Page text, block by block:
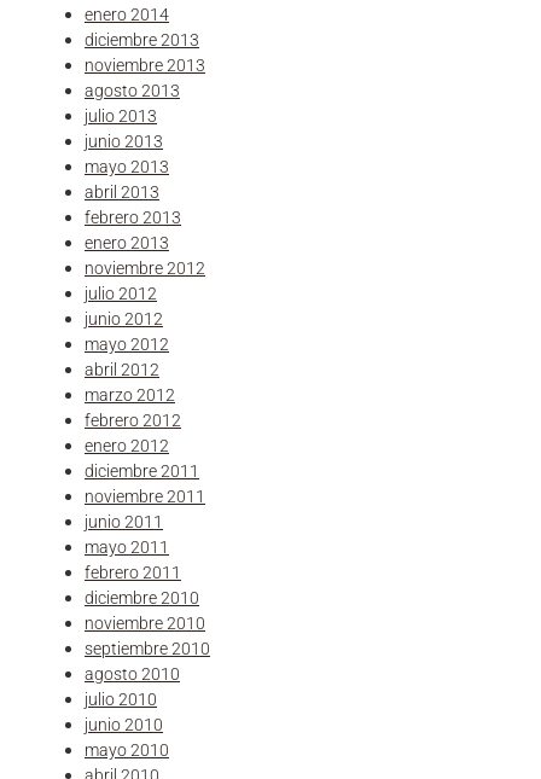
enero 2014
diciembre 2013
noviembre 2013
agosto 2013
julio 2013
junio 2013
mayo 2013
abril 2013
febrero 2013
enero 2013
noviembre 2012
julio 2012
junio 2012
mayo 2012
abril 2012
marzo 2012
febrero 2012
enero 2012
diciembre 2011
noviembre 2011
junio 2011
mayo 2011
febrero 2011
diciembre 2010
noviembre 2010
septiembre 2010
agosto 2010
julio 2010
junio 2010
mayo 2010
abril 2010